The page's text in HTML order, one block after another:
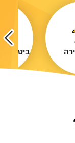
ביטוח